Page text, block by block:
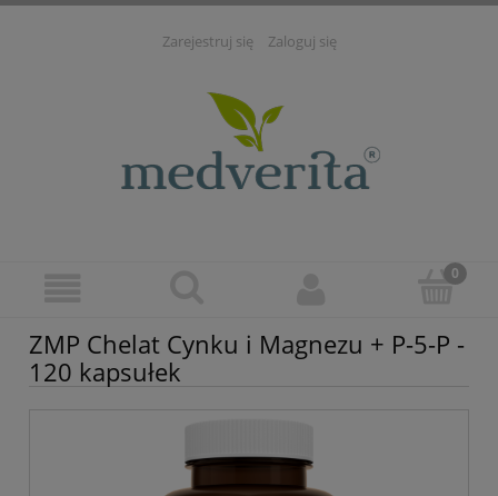
Zarejestruj się Zaloguj się
ZMP Chelat Cynku i Magnezu + P-5-P -
120 kapsułek